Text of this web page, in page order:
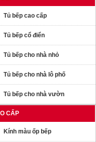
Tủ bếp cao cấp
Tủ bếp cổ điển
Tủ bếp cho nhà nhỏ
Tủ bếp cho nhà lô phố
Tủ bếp cho nhà vườn
CẤP
Kính màu ốp bếp